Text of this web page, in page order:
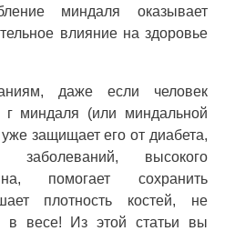
миндаля оказывает
влияние на здоровье
даже если человек
г миндаля (или миндальной
защищает его от диабета,
заболеваний, высокого
помогает сохранить
плотность костей, не
в весе! Из этой статьи вы